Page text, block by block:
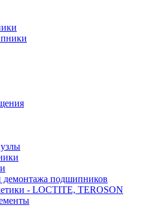
подшипников
- LOCTITE, TEROSON